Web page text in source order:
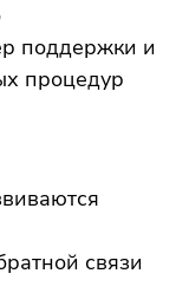
поддержки и
процедур
связи